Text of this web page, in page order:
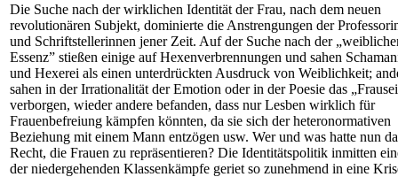
Die Suche nach der wirklichen Identität der Frau, nach dem neuen
revolutionären Subjekt, dominierte die Anstrengungen der
und Schriftstellerinnen jener Zeit. Auf der Suche nach der
Essenz” stießen einige auf Hexenverbrennungen und sahen
und Hexerei als einen unterdrückten Ausdruck von Weiblichkeit;
sahen in der Irrationalität der Emotion oder in der Poesie das
verborgen, wieder andere befanden, dass nur Lesben wirklich für
Frauenbefreiung kämpfen könnten, da sie sich der heteronormativen
Beziehung mit einem Mann entzögen usw. Wer und was hatte nun
Recht, die Frauen zu repräsentieren? Die Identitätspolitik inmitten
der niedergehenden Klassenkämpfe geriet so zunehmend in eine